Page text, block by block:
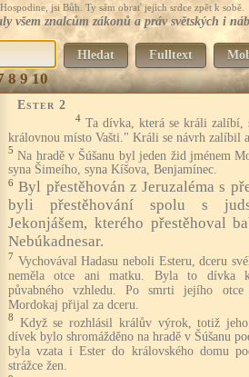
jsi Bůh. Ty sám obrať jejich srdce zpět k sobě.
všem znalcům zákonů a práv světských i
Hledat Fulltext
8 9 10
Ester 2
4 Ta dívka, která se králi zalíbí,
královnou místo Vašti." Králi se návrh zalíbil
5 Na hradě v Šúšanu byl jeden žid jménem
syna Šimeího, syna Kíšova, Benjamínec.
6 Byl přestěhován z Jeruzaléma s
byli přestěhování spolu s
Jekonjášem, kterého přestěhoval
Nebúkadnesar.
7 Vychovával Hadasu neboli Esteru, dceru
neměla otce ani matku. Byla to dívka
půvabného vzhledu. Po smrti jejího
Mordokaj přijal za dceru.
8
Když se rozhlásil králův výrok, totiž
dívek bylo shromážděno na hradě v Šúšanu
byla vzata i Ester do královského domu
strážce žen.